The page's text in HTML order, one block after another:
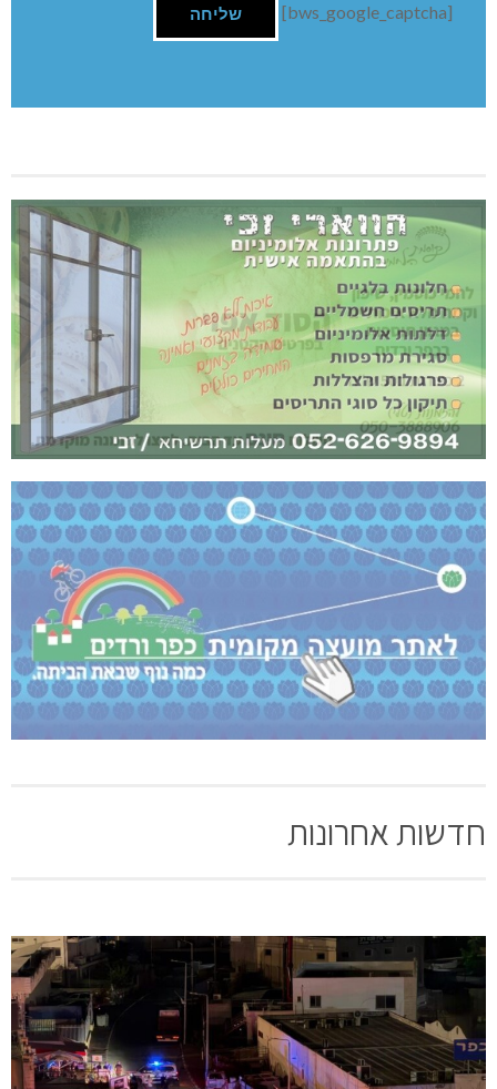
[bws_google_captcha]
חדשות אחרונות